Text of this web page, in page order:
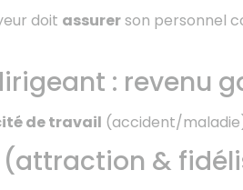
doit assurerson personnel
: revenu
de travail (accident/
&